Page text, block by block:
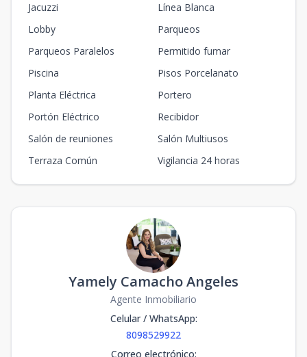
Jacuzzi
Línea Blanca
Lobby
Parqueos
Parqueos Paralelos
Permitido fumar
Piscina
Pisos Porcelanato
Planta Eléctrica
Portero
Portón Eléctrico
Recibidor
Salón de reuniones
Salón Multiusos
Terraza Común
Vigilancia 24 horas
Yamely Camacho Angeles
Agente Inmobiliario
Celular / WhatsApp:
8098529922
Correo electrónico: